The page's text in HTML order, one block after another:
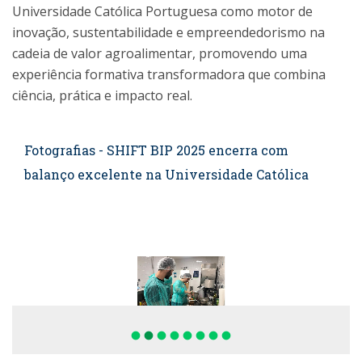
Universidade Católica Portuguesa como motor de
inovação, sustentabilidade e empreendedorismo na
cadeia de valor agroalimentar, promovendo uma
experiência formativa transformadora que combina
ciência, prática e impacto real.
Fotografias - SHIFT BIP 2025 encerra com
balanço excelente na Universidade Católica
fiber_manual_record fiber_manual_record fiber_manual_record fiber_manual_record fiber_manual_record fiber_manual_record fiber_manual_record fiber_manual_record